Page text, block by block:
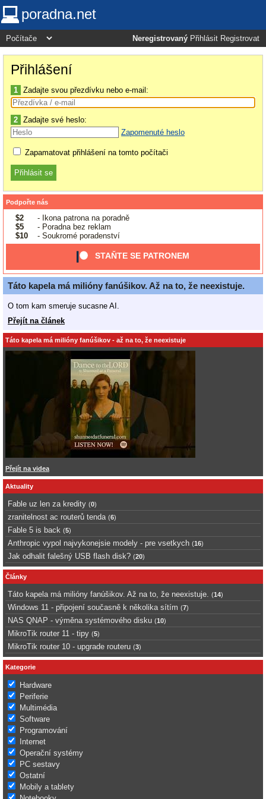
poradna.net
Neregistrovaný Přihlásit Registrovat
Přihlášení
1 Zadajte svou přezdívku nebo e-mail:
2 Zadajte své heslo:
Zapomenuté heslo
Zapamatovat přihlášení na tomto počítači
Podpořte nás
$2
- Ikona patrona na poradně
$5
- Poradna bez reklam
$10
- Soukromé poradenství
STAŇTE SE PATRONEM
Táto kapela má milióny fanúšikov. Až na to, že neexistuje.
O tom kam smeruje sucasne AI.
Přejít na článek
Táto kapela má milióny fanúšikov - až na to, že neexistuje
Přejít na videa
Aktuality
Fable uz len za kredity (0)
zranitelnost ac routerů tenda (6)
Fable 5 is back (5)
Anthropic vypol najvykonejsie modely - pre vsetkych (16)
Jak odhalit falešný USB flash disk? (20)
Články
Táto kapela má milióny fanúšikov. Až na to, že neexistuje. (14)
Windows 11 - připojení současně k několika sítím (7)
NAS QNAP - výměna systémového disku (10)
MikroTik router 11 - tipy (5)
MikroTik router 10 - upgrade routeru (3)
Kategorie
Hardware
Periferie
Multimédia
Software
Programování
Internet
Operační systémy
PC sestavy
Ostatní
Mobily a tablety